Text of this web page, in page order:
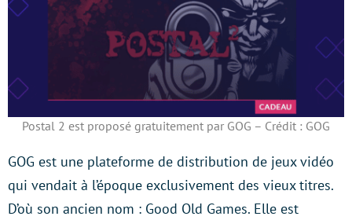
Postal 2 est proposé gratuitement par GOG – Crédit : GOG
GOG est une plateforme de distribution de jeux vidéo
qui vendait à l’époque exclusivement des vieux titres.
D’où son ancien nom : Good Old Games. Elle est